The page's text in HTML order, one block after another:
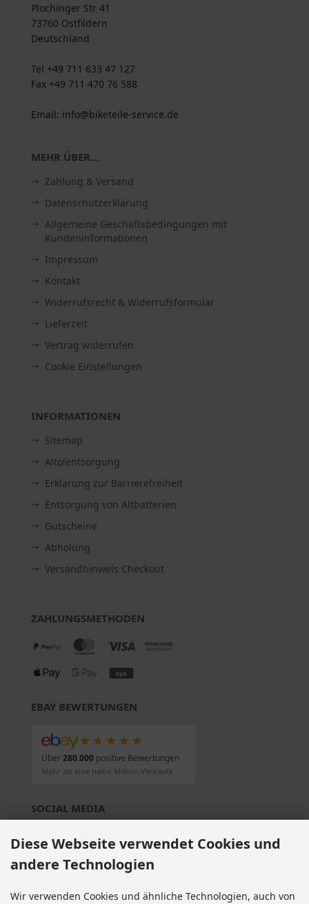
Plochinger Str 41
73760 Ostfildern
Deutschland
Tel +49 711 633 47 127
Fax +49 711 470 76 588
Email: info@biketeile-service.de
MEHR ÜBER...
Zahlung & Versand
Datenschutzerklärung
Allgemeine Geschäftsbedingungen mit
Kundeninformationen
Impressum
Kontakt
Widerrufsrecht & Widerrufsformular
Lieferzeit
Vertrag widerrufen
Cookie Einstellungen
INFORMATIONEN
Sitemap
Altölentsorgung
Erklärung zur Barrierefreiheit
Entsorgung von Altbatterien
Gutscheine
Abholung
Versandhinweis Checkout
ZAHLUNGSMETHODEN
EBAY BEWERTUNGEN
★★★★★
Über280.000positive Bewertungen
Mehr als eine halbe Million Verkäufe
SOCIAL MEDIA
entsprechen dem bisherigen Preis bei Motorradteile & Motorrad Ersatzteile.
Diese Webseite verwendet Cookies und
andere Technologien
Wir verwenden Cookies und ähnliche Technologien, auch von